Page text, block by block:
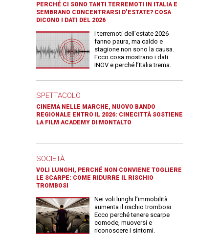
PERCHÉ CI SONO TANTI TERREMOTI IN ITALIA E
SEMBRANO CONCENTRARSI D’ESTATE? COSA
DICONO I DATI DEL 2026
I terremoti dell’estate 2026
fanno paura, ma caldo e
stagione non sono la causa.
Ecco cosa mostrano i dati
INGV e perché l’Italia trema.
SPETTACOLO
CINEMA NELLE MARCHE, NUOVO BANDO
REGIONALE ENTRO IL 2026: CINECITTÀ SOSTIENE
LA FILM ACADEMY DI MONTALTO
SOCIETÀ
VOLI LUNGHI, PERCHÉ NON CONVIENE TOGLIERE
LE SCARPE: COME RIDURRE IL RISCHIO
TROMBOSI
Nei voli lunghi l’immobilità
aumenta il rischio trombosi.
Ecco perché tenere scarpe
comode, muoversi e
riconoscere i sintomi.